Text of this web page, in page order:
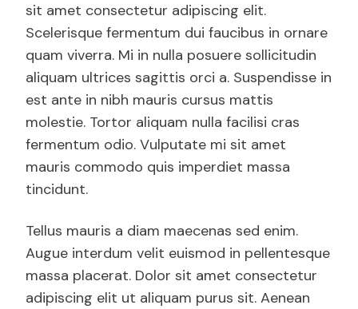
sit amet consectetur adipiscing elit.
Scelerisque fermentum dui faucibus in ornare
quam viverra. Mi in nulla posuere sollicitudin
aliquam ultrices sagittis orci a. Suspendisse in
est ante in nibh mauris cursus mattis
molestie. Tortor aliquam nulla facilisi cras
fermentum odio. Vulputate mi sit amet
mauris commodo quis imperdiet massa
tincidunt.
Tellus mauris a diam maecenas sed enim.
Augue interdum velit euismod in pellentesque
massa placerat. Dolor sit amet consectetur
adipiscing elit ut aliquam purus sit. Aenean